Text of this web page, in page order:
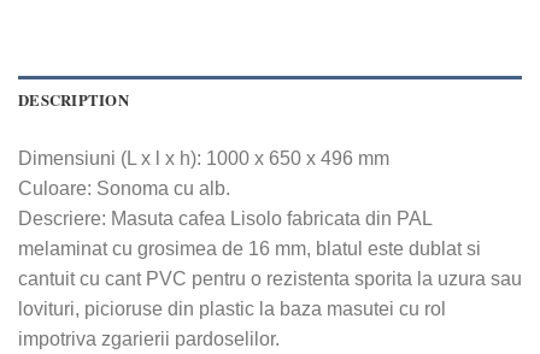
DESCRIPTION
Dimensiuni (L x l x h): 1000 x 650 x 496 mm
Culoare: Sonoma cu alb.
Descriere: Masuta cafea Lisolo fabricata din PAL
melaminat cu grosimea de 16 mm, blatul este dublat si
cantuit cu cant PVC pentru o rezistenta sporita la uzura sau
lovituri, picioruse din plastic la baza masutei cu rol
impotriva zgarierii pardoselilor.